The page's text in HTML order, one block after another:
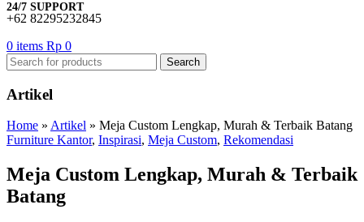
24/7 SUPPORT
+62 82295232845
0 items Rp 0
Search
Artikel
Home » Artikel » Meja Custom Lengkap, Murah & Terbaik Batang
Furniture Kantor, Inspirasi, Meja Custom, Rekomendasi
Meja Custom Lengkap, Murah & Terbaik
Batang